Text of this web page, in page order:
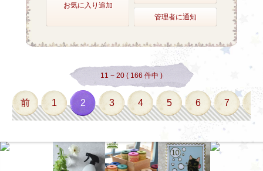
お気に入り追加
管理者に通知
11 − 20 ( 166 件中 )
前 1 2 3 4 5 6 7 8